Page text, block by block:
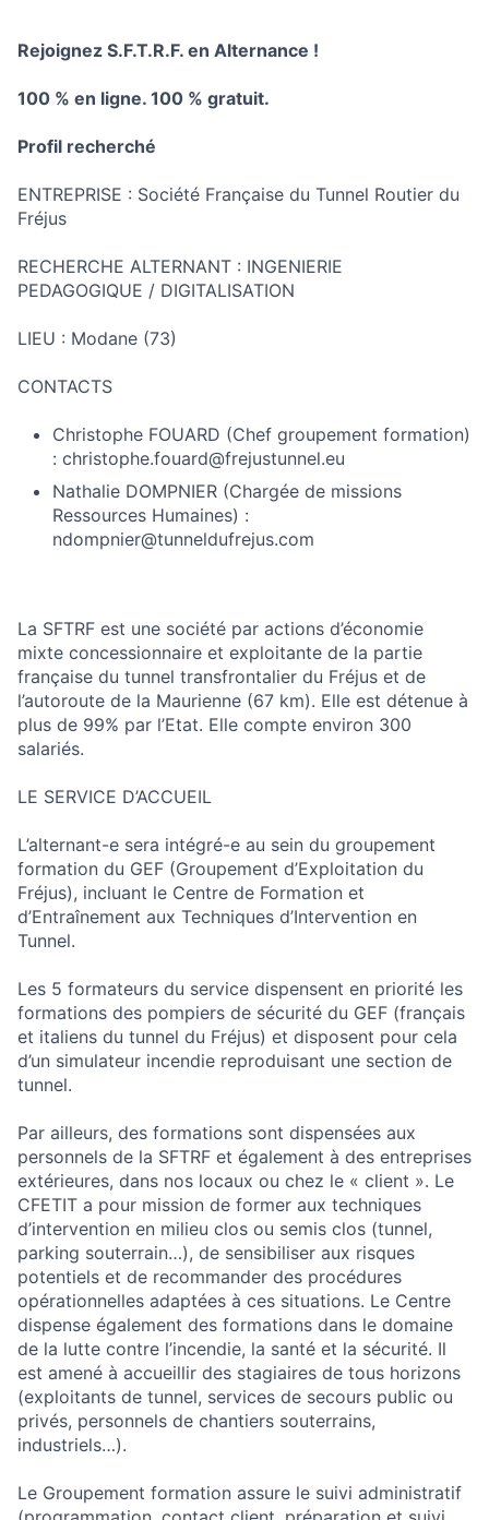
Rejoignez S.F.T.R.F. en Alternance !
100 % en ligne. 100 % gratuit.
Profil recherché
ENTREPRISE : Société Française du Tunnel Routier du
Fréjus
RECHERCHE ALTERNANT : INGENIERIE
PEDAGOGIQUE / DIGITALISATION
LIEU : Modane (73)
CONTACTS
Christophe FOUARD (Chef groupement formation)
: christophe.fouard@frejustunnel.eu
Nathalie DOMPNIER (Chargée de missions
Ressources Humaines) :
ndompnier@tunneldufrejus.com
La SFTRF est une société par actions d’économie
mixte concessionnaire et exploitante de la partie
française du tunnel transfrontalier du Fréjus et de
l’autoroute de la Maurienne (67 km). Elle est détenue à
plus de 99% par l’Etat. Elle compte environ 300
salariés.
LE SERVICE D’ACCUEIL
L’alternant-e sera intégré-e au sein du groupement
formation du GEF (Groupement d’Exploitation du
Fréjus), incluant le Centre de Formation et
d’Entraînement aux Techniques d’Intervention en
Tunnel.
Les 5 formateurs du service dispensent en priorité les
formations des pompiers de sécurité du GEF (français
et italiens du tunnel du Fréjus) et disposent pour cela
d’un simulateur incendie reproduisant une section de
tunnel.
Par ailleurs, des formations sont dispensées aux
personnels de la SFTRF et également à des entreprises
extérieures, dans nos locaux ou chez le « client ». Le
CFETIT a pour mission de former aux techniques
d’intervention en milieu clos ou semis clos (tunnel,
parking souterrain…), de sensibiliser aux risques
potentiels et de recommander des procédures
opérationnelles adaptées à ces situations. Le Centre
dispense également des formations dans le domaine
de la lutte contre l’incendie, la santé et la sécurité. Il
est amené à accueillir des stagiaires de tous horizons
(exploitants de tunnel, services de secours public ou
privés, personnels de chantiers souterrains,
industriels…).
Le Groupement formation assure le suivi administratif